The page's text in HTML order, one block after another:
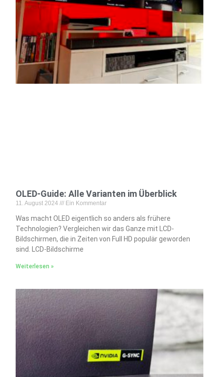
OLED-Guide: Alle Varianten im Überblick
11. August 2024 Ein Kommentar
Was macht OLED eigentlich so anders als frühere
Technologien? Vergleichen wir das Ganze mit LCD-
Bildschirmen, die in Zeiten von Full HD populär geworden
sind. LCD-Bildschirme
Weiterlesen »